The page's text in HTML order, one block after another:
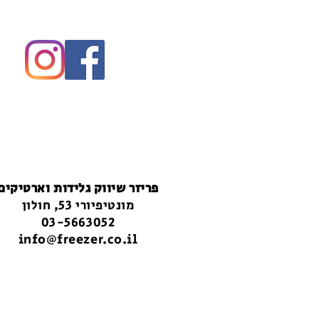
פריזר שיווק גלידות
מונטיפיורי 53, חולון
03-5663052
info@freezer.co.il